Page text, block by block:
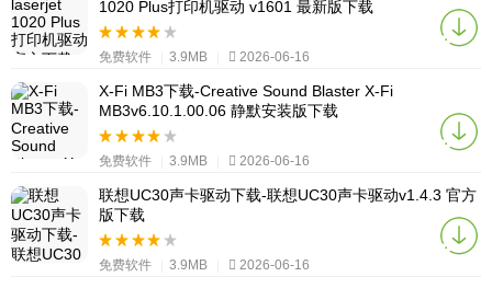
1020 Plus打印机驱动 v1601 最新版下载
免费软件 3.9MB 2026-06-16
X-Fi MB3下载-Creative Sound Blaster X-Fi
MB3v6.10.1.00.06 静默安装版下载
免费软件 3.9MB 2026-06-16
联想UC30声卡驱动下载-联想UC30声卡驱动v1.4.3 官方
版下载
免费软件 3.9MB 2026-06-16